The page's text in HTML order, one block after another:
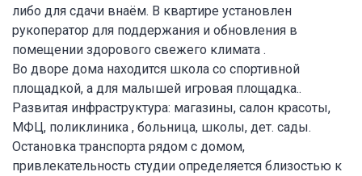
либо для сдачи внаём. В квартире установлен
рукоператор для поддержания и обновления в
помещении здорового свежего климата .
Во дворе дома находится школа со спортивной
площадкой, а для малышей игровая площадка..
Развитая инфраструктура: магазины, салон красоты,
МФЦ, поликлиника , больница, школы, дет. сады.
Остановка транспорта рядом с домом,
привлекательность студии определяется близостью к